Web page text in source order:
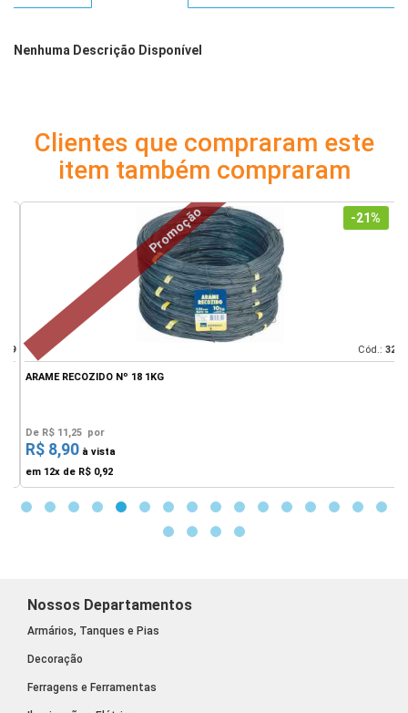
Nenhuma Descrição Disponível
Clientes que compraram este
item também compraram
-21%
Promoção
Cód.: 32
ARAME RECOZIDO Nº 18 1KG
DeR$ 11,25 por
R$ 8,90 à vista
em 12x deR$ 0,92
Nossos Departamentos
Armários, Tanques e Pias
Decoração
Ferragens e Ferramentas